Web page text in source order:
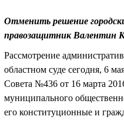
Отменить решение
правозащитник
Рассмотрение
областном суде сегодня, 6
Совета №436 от 16 марта
муниципального
его конституционные и